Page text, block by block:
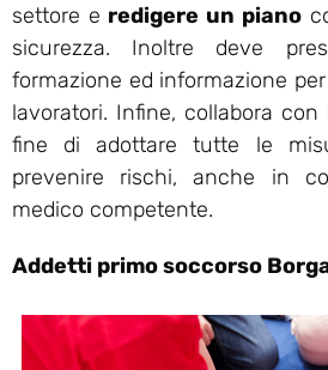
settore e redigere un piano
sicurezza. Inoltre deve
formazione ed informazione
lavoratori. Infine, collabora
fine di adottare tutte le
prevenire rischi, anche in
medico competente.
Addetti primo soccorso